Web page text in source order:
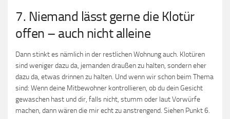
7. Niemand lässt gerne die Klotür
offen – auch nicht alleine
Dann stinkt es nämlich in der restlichen Wohnung auch. Klotüren
sind weniger dazu da, jemanden draußen zu halten, sondern eher
dazu da, etwas drinnen zu halten. Und wenn wir schon beim Thema
sind: Wenn deine Mitbewohner kontrollieren, ob du dein Gesicht
gewaschen hast und dir, falls nicht, stumm oder laut Vorwürfe
machen, dann wären die mir echt zu anstrengend. Siehen Punkt 6.